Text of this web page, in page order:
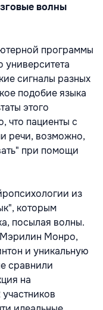
волны
программы
университета
сигналы разных
подобие языка
этого
что пациенты с
речи, возможно,
при помощи
из
которым
посылая волны.
Монро,
и уникальную
сравнили
на